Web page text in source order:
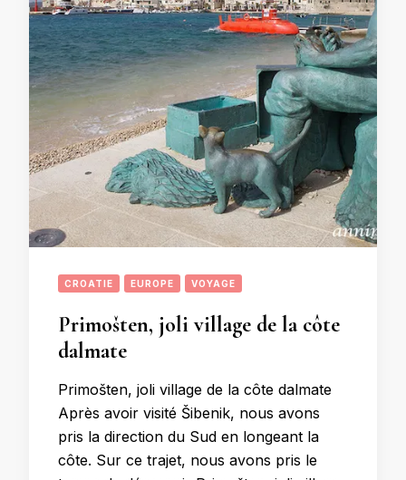
CROATIE EUROPE VOYAGE
Primošten, joli village de la côte
dalmate
Primošten, joli village de la côte dalmate
Après avoir visité Šibenik, nous avons
pris la direction du Sud en longeant la
côte. Sur ce trajet, nous avons pris le